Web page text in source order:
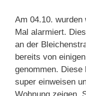
Am 04.10.
Mal alarmiert.
an der
bereits von
genommen.
super einweisen